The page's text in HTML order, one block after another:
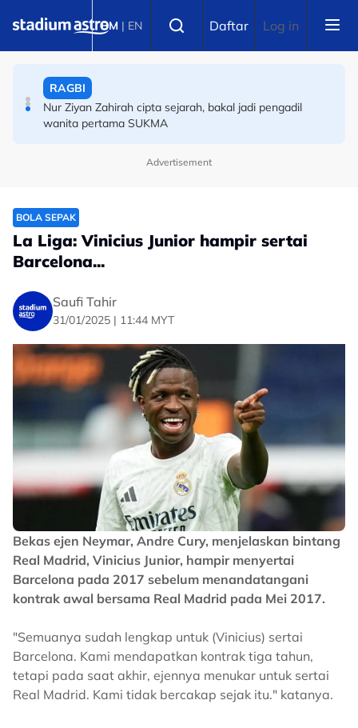
BM | EN Daftar Log in
RAGBI
Nur Ziyan Zahirah cipta sejarah, bakal jadi pengadil
PERMOTORAN
Moto3: Hakim Danish raih petak kesembilan GP Britain,
Advertisement
BOLA SEPAK
La Liga: Vinicius Junior hampir sertai
Barcelona...
Saufi Tahir
31/01/2025 | 11:44 MYT
Bekas ejen Neymar, Andre Cury, menjelaskan bintang
Real Madrid, Vinicius Junior, hampir menyertai
Barcelona pada 2017 sebelum menandatangani
kontrak awal bersama Real Madrid pada Mei 2017.
"Semuanya sudah lengkap untuk (Vinicius) sertai
Barcelona. Kami mendapatkan kontrak tiga tahun,
tetapi pada saat akhir, ejennya menukar untuk sertai
Real Madrid. Kami tidak bercakap sejak itu." katanya.